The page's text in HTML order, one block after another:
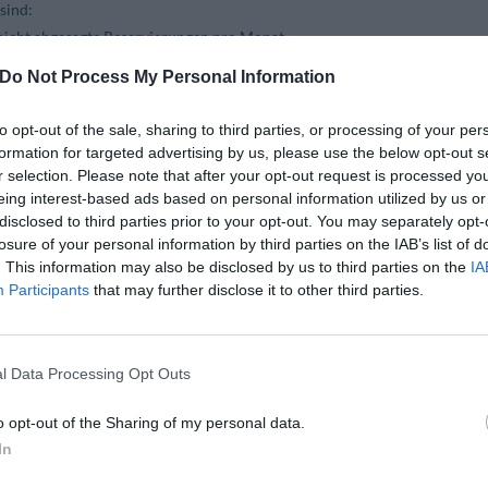
Do Not Process My Personal Information
opt-out of the sale, sharing to third parties, or processing of your
for targeted advertising by us, please use the below opt-out
selection. Please note that after your opt-out request is processed
interest-based ads based on personal information utilized by us
to third parties prior to your opt-out. You may separately
of your personal information by third parties on the IAB’s list of
This information may also be disclosed by us to third parties on the
Participants that may further disclose it to other third parties.
Data Processing Opt Outs
opt-out of the Sharing of my personal data.
abgesagte Reservierungen pro Monat
erfolgten Reservierungen sind an einer Kenn- Nummer
der Reservierungen jederzeit durch Zugriff auf den für Sie
sindtragen Sie sich gleich ein!
Name Agentur:
Vorname des Verantwortlichen:
Nachname des Verantwortlichen:
Telefon (optional)